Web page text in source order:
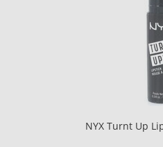
NYX Turnt Up